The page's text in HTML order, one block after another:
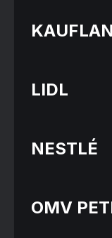
LIDL
NESTLÉ
OMV